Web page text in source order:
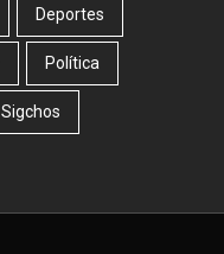
Deportes
Política
Sigchos